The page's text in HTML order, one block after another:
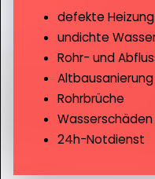
defekte Heizung
undichte
Rohr- und
Altbausanierung
Rohrbrüche
Wasserschäden
24h-Notdienst